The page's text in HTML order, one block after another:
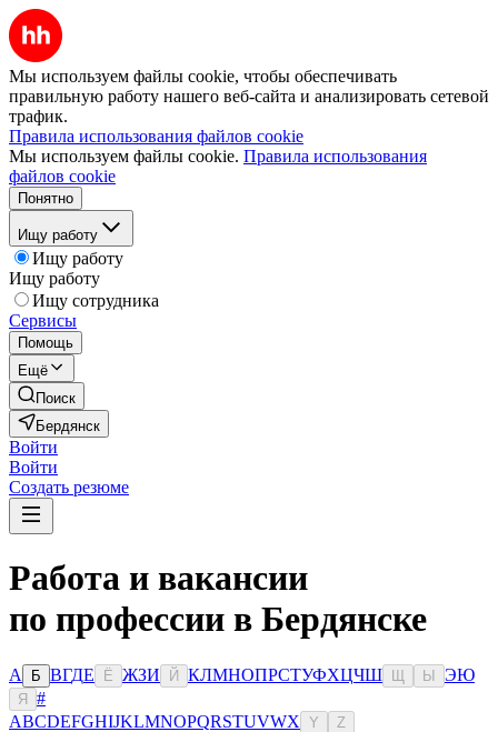
Мы используем файлы cookie, чтобы обеспечивать
правильную работу нашего веб-сайта и анализировать сетевой
трафик.
Правила использования файлов cookie
Мы используем файлы cookie. Правила использования
файлов cookie
Понятно
Ищу работу
Ищу работу
Ищу работу
Ищу сотрудника
Сервисы
Помощь
Ещё
Поиск
Бердянск
Войти
Войти
Создать резюме
Работа и вакансии
по профессии в Бердянске
А Б ВГДЕ Ё ЖЗИ Й КЛМНОПРСТУФХЦЧШ Ы ЭЮ
Я
#
ABCDEFGHIJKLMNOPQRSTUVWX Y Z